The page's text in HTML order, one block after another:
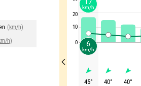
(km/h)
h)
20
10
0
45° 40° 40°
6
km/h
km/h